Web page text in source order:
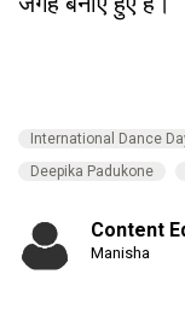
International Dance
Deepika Padukone
Content
Manisha